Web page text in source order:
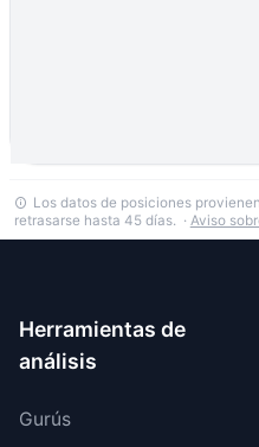
Los datos de posiciones
retrasarse hasta 45 días. · Aviso
Herramientas de
análisis
Gurús